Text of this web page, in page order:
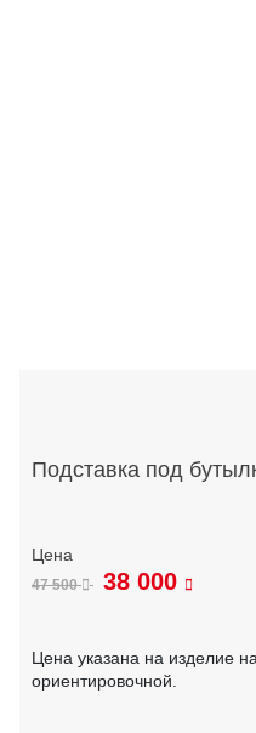
Подставка под
47 500 38 000
Цена указана на изделие
ориентировочной.